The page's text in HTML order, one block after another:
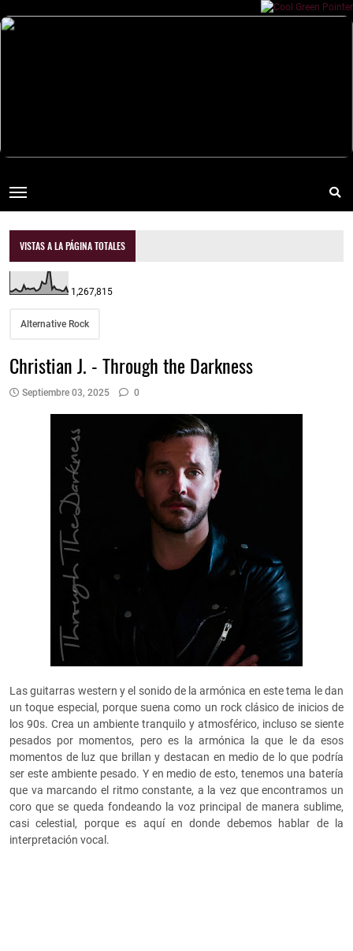
VISTAS A LA PÁGINA TOTALES
1,267,815
Alternative Rock
Christian J. - Through the Darkness
Septiembre 03, 2025 0
Las guitarras western y el sonido de la armónica en este tema le dan
un toque especial, porque suena como un rock clásico de inicios de
los 90s. Crea un ambiente tranquilo y atmosférico, incluso se siente
pesados por momentos, pero es la armónica la que le da esos
momentos de luz que brillan y destacan en medio de lo que podría
ser este ambiente pesado. Y en medio de esto, tenemos una batería
que va marcando el ritmo constante, a la vez que encontramos un
coro que se queda fondeando la voz principal de manera sublime,
casi celestial, porque es aquí en donde debemos hablar de la
interpretación vocal.